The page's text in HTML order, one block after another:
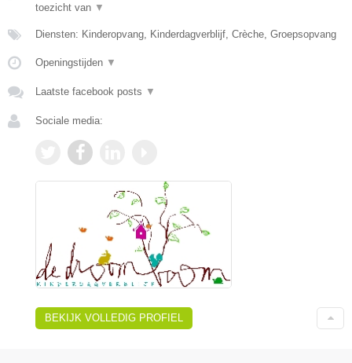
toezicht van ▼
Diensten: Kinderopvang, Kinderdagverblijf, Crèche, Groepsopvang
Openingstijden ▼
Laatste facebook posts ▼
Sociale media:
BEKIJK VOLLEDIG PROFIEL